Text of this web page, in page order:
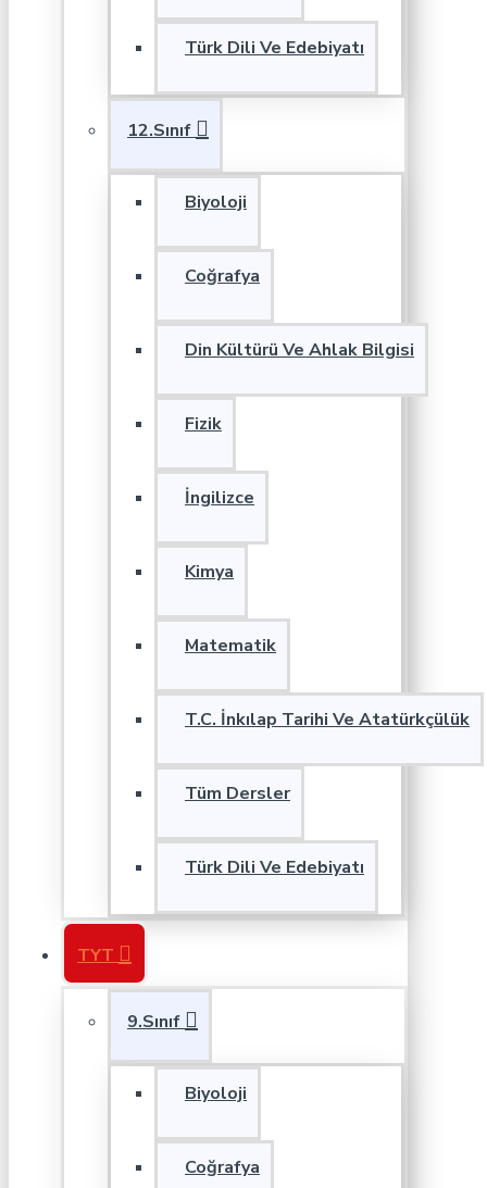
Türk Dili Ve Edebiyatı
12.Sınıf
Biyoloji
Coğrafya
Din Kültürü Ve Ahlak Bilgisi
Fizik
İngilizce
Kimya
Matematik
T.C. İnkılap Tarihi Ve Atatürkçülük
Tüm Dersler
Türk Dili Ve Edebiyatı
TYT
9.Sınıf
Biyoloji
Coğrafya